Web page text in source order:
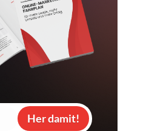
Her damit!